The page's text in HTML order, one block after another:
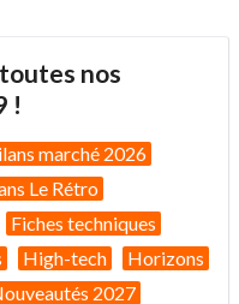
toutes nos
!
marché 2026
Le Rétro
Fiches techniques
High-tech
Horizons
2027